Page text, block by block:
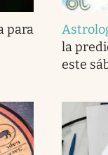
para
la
este